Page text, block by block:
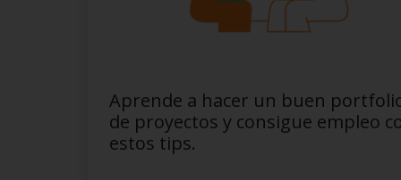
Aprende a hacer un buen
de proyectos y consigue empleo
estos tips.